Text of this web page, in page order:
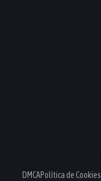
DMCAPolítica de Cookies